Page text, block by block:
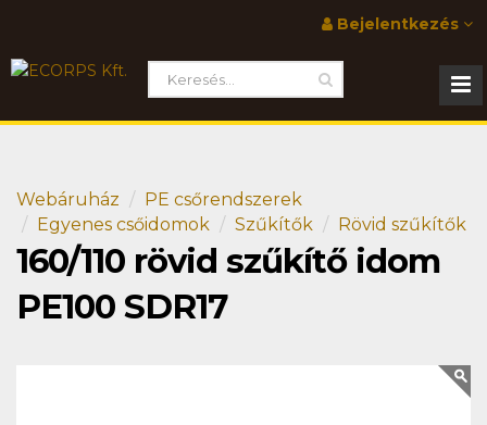
Bejelentkezés
Webáruház
PE csőrendszerek
Egyenes csőidomok
Szűkítők Rövid szűkítők
160/110 rövid szűkítő idom
PE100 SDR17